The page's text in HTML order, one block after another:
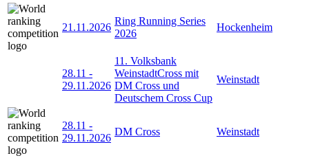
21.11.2026
Ring Running Series
2026
Hockenheim
28.11 -
29.11.2026
11. Volksbank
WeinstadtCross mit
DM Cross und
Deutschem Cross Cup
Weinstadt
28.11 -
29.11.2026
DM Cross Weinstadt